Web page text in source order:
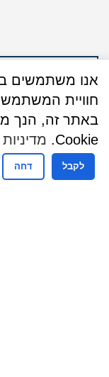
חוויית
באתר זה, הנך
Cookie.
לקבל דחה